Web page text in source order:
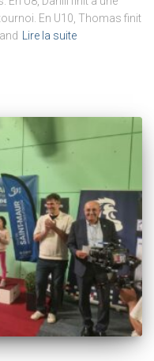
En U10, Thomas finit
Lire la suite